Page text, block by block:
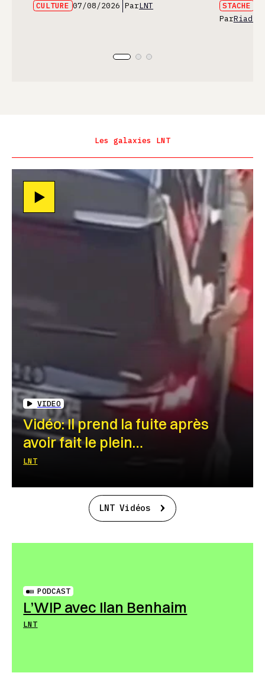
CULTURE 07/08/2026 ParLNT STACHE
ParRiad
Les galaxies LNT
VIDEO
Vidéo: Il prend la fuite après
avoir fait le plein…
LNT
LNT Vidéos
PODCAST
L’WIP avec Ilan Benhaim
LNT